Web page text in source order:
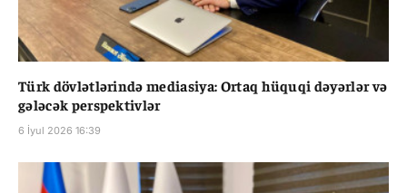
Türk dövlətlərində mediasiya: Ortaq hüquqi dəyərlər və
gələcək perspektivlər
6 İyul 2026 16:39